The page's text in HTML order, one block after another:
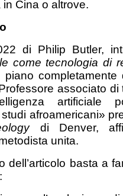
Cina o altrove.
di Philip Butler,
come tecnologia di
completamente
associato di
artificiale
studi afroamericani»
di Denver,
unita.
dell’articolo basta a